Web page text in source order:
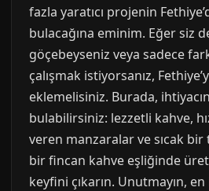
fazla yaratıcı projenin
bulacağına eminim. Eğer siz
göçebeyseniz veya sadece
çalışmak istiyorsanız,
eklemelisiniz. Burada,
bulabilirsiniz: lezzetli kahve,
veren manzaralar ve sıcak bir
bir fincan kahve eşliğinde
keyfini çıkarın. Unutmayın,